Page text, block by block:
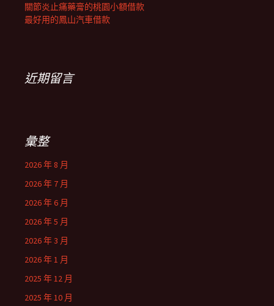
關節炎止痛藥膏的桃園小額借款
最好用的鳳山汽車借款
近期留言
彙整
2026 年 8 月
2026 年 7 月
2026 年 6 月
2026 年 5 月
2026 年 3 月
2026 年 1 月
2025 年 12 月
2025 年 10 月